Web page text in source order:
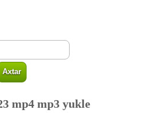
mp4 mp3 yukle